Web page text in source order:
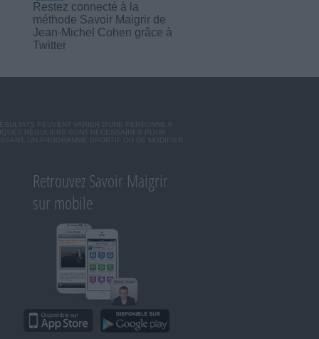
Restez connecté à la
méthode Savoir Maigrir de
Jean-Michel Cohen grâce à
Twitter
PEUVENT VARIER D'UNE PERSONNE A
RÉGULIERS SONT NÉCESSAIRES POUR
UN PROGRAMME SPORTIF OU DE MODIFIER
Retrouvez Savoir Maigrir
sur mobile